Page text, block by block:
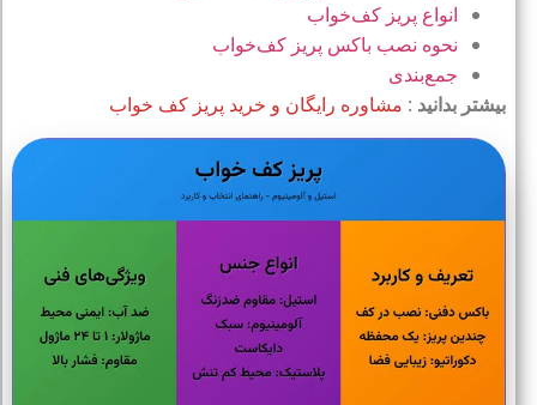
انواع پریز کف‌خواب
نحوه نصب باکس پریز کف‌خواب
جمع‌بندی
بیشتر بدانید : مشاوره رایگان و خرید پریز کف خواب